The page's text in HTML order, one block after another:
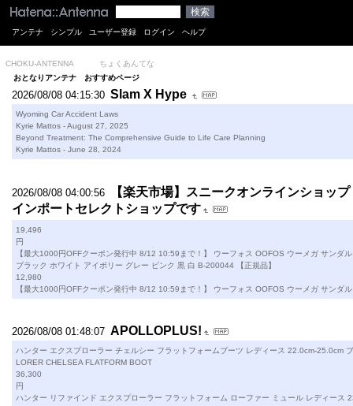
アンテナ シンプル ユーザー登録 ログイン ヘルプ
CHOKU-ANTENNA
ちょくあんてな
おとなりアンテナ
おすすめページ
2026/08/08 04:15:30 Slam X Hype
Wyoming Car Accident Laws
Kyrie Mattos - August 27, 2025
Beyond Treatment: The Comprehensive Guide to Life Care Planning
Kyrie Mattos - June 28, 2024
2026/08/08 04:00:56
【楽天市場】スニークオンラインショッ
インポートセレクトショップです
19,496
円
【最大1000円OFFクーポン発行中 8/12 10:59まで！】 ウーフォス OOFOS ウーメガ サンダ
ブラック ホワイト アイボリー グレー ピンク 黒 白 B-200044 【正規品】
12,980
【最大1000円OFFクーポン発行中 8/12 10:59まで！】 ウーフォス OOFOS ウーメガ サンダ
2026/08/08 01:48:07 APOLLOPLUS!
ハンター エクスプローラー チェルシー フラットフォームブーツ レディース 22.0cm-25.0cm
LORER CHELSEA FLATFORM BOOT
36,300
円
ハンター リファインド エクスプローラー フラットフォーム ローファー ミュール レディース